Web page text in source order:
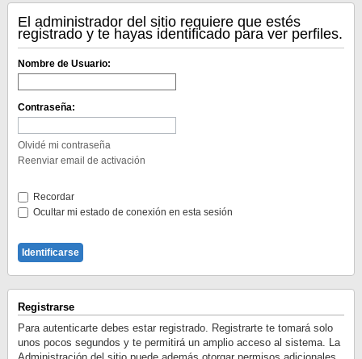
El administrador del sitio requiere que estés
registrado y te hayas identificado para ver perfiles.
Nombre de Usuario:
Contraseña:
Olvidé mi contraseña
Reenviar email de activación
Recordar
Ocultar mi estado de conexión en esta sesión
Registrarse
Para autenticarte debes estar registrado. Registrarte te tomará solo
unos pocos segundos y te permitirá un amplio acceso al sistema. La